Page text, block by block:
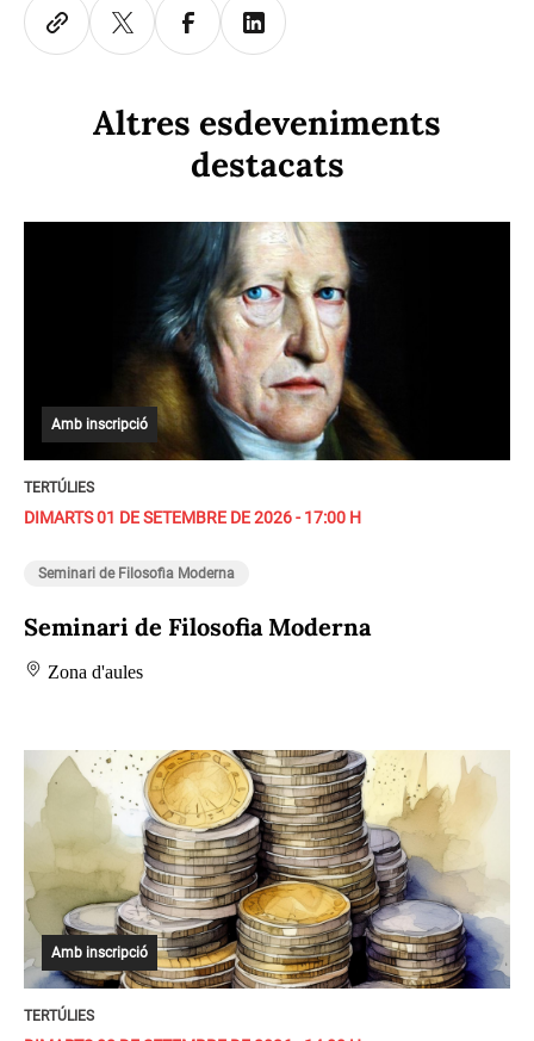
Altres esdeveniments
destacats
Amb inscripció
TERTÚLIES
DIMARTS 01 DE SETEMBRE DE 2026 - 17:00 H
Seminari de Filosofia Moderna
Seminari de Filosofia Moderna
Zona d'aules
Amb inscripció
TERTÚLIES